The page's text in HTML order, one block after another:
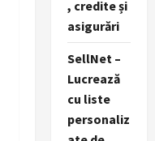
, credite și
asigurări
SellNet –
Lucrează
cu liste
personaliz